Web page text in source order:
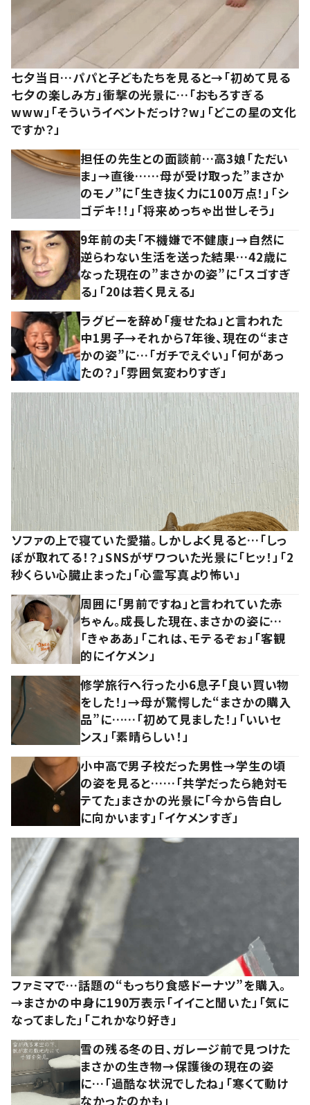
七夕当日…パパと子どもたちを見ると→「初めて見る
七夕の楽しみ方」衝撃の光景に…「おもろすぎる
www」「そういうイベントだっけ？w」「どこの星の文化
ですか？」
担任の先生との面談前…高3娘「ただい
ま」→直後……母が受け取った”まさか
のモノ”に「生き抜く力に100万点！」「シ
ゴデキ！！」「将来めっちゃ出世しそう」
9年前の夫「不機嫌で不健康」→自然に
逆らわない生活を送った結果…42歳に
なった現在の”まさかの姿”に「スゴすぎ
る」「20は若く見える」
ラグビーを辞め「痩せたね」と言われた
中1男子→それから7年後、現在の“まさ
かの姿”に…「ガチでえぐい」「何があっ
たの？」「雰囲気変わりすぎ」
ソファの上で寝ていた愛猫。しかしよく見ると…「しっ
ぽが取れてる！？」SNSがザワついた光景に「ヒッ！」「2
秒くらい心臓止まった」「心霊写真より怖い」
周囲に「男前ですね」と言われていた赤
ちゃん。成長した現在、まさかの姿に…
「きゃああ」「これは、モテるぞぉ」「客観
的にイケメン」
修学旅行へ行った小6息子「良い買い物
をした！」→母が驚愕した“まさかの購入
品”に……「初めて見ました！」「いいセ
ンス」「素晴らしい！」
小中高で男子校だった男性→学生の頃
の姿を見ると……「共学だったら絶対モ
テてた」まさかの光景に「今から告白し
に向かいます」「イケメンすぎ」
ファミマで…話題の“もっちり食感ドーナツ”を購入。
→まさかの中身に190万表示「イイこと聞いた」「気に
なってました」「これかなり好き」
雪の残る冬の日、ガレージ前で見つけた
まさかの生き物→保護後の現在の姿
に…「過酷な状況でしたね」「寒くて動け
なかったのかも」